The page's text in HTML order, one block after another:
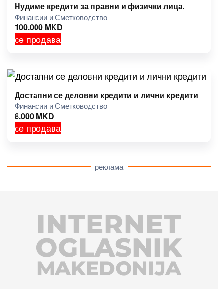
Нудиме кредити за правни и физички лица.
Финансии и Сметководство
100.000 MKD
се продава
Достапни се деловни кредити и лични кредити
Финансии и Сметководство
8.000 MKD
се продава
реклама
INTERNET
MAKEDONIJA
OGLASNIK